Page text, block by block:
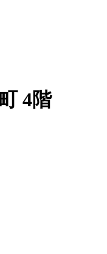
4階